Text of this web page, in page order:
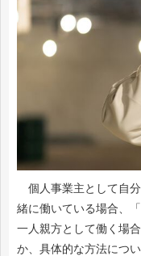
個人事業主として自
緒に働いている場合、
一人親方として働く場
か、具体的な方法につ